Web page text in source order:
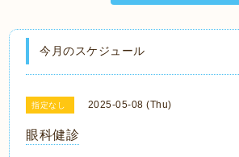
今月のスケジュール
指定なし 2025-05-08 (Thu)
眼科健診